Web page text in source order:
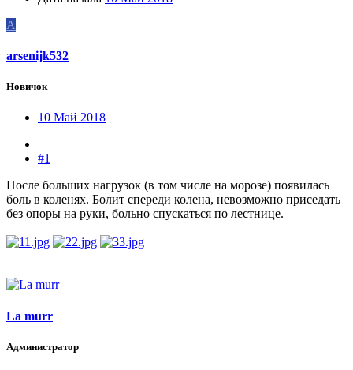
A
arsenijk532
Новичок
10 Май 2018
#1
После больших нагрузок (в том числе на морозе) появилась
боль в коленях. Болит спереди колена, невозможно приседать
без опоры на руки, больно спускаться по лестнице.
La murr
Администратор